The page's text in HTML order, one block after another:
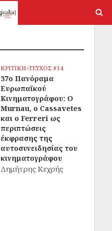
ΚΡΙΤΙΚΗ•ΤΕΥΧΟΣ #14
37ο Πανόραμα
Ευρωπαϊκού
Κινηματογράφου: Ο
Murnau, ο Cassavetes
και ο Ferreri ως
περιπτώσεις
έκφρασης της
αυτοσυνειδησίας του
κινηματογράφου
Δημήτρης Κεχρής